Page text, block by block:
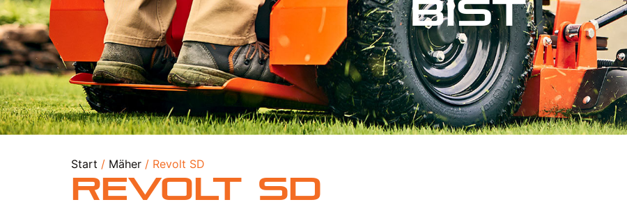
BIST
Start / Mäher / Revolt SD
Revolt SD